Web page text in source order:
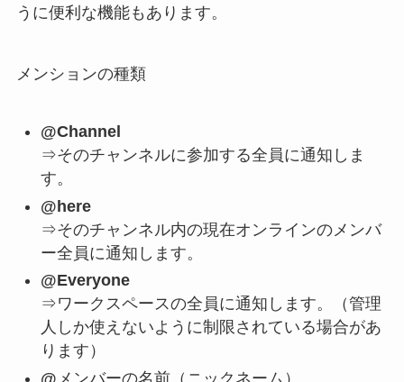
うに便利な機能もあります。
メンションの種類
@Channel
⇒そのチャンネルに参加する全員に通知しま
す。
@here
⇒そのチャンネル内の現在オンラインのメンバ
ー全員に通知します。
@Everyone
⇒ワークスペースの全員に通知します。（管理
人しか使えないように制限されている場合があ
ります）
@ メンバーの名前（ニックネーム）